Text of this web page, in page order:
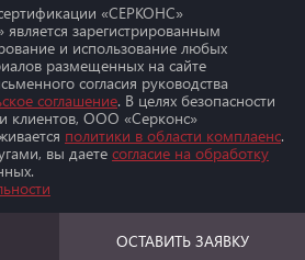
«СЕРКОНС»
зарегистрированным
и использование любых
размещенных на сайте
согласия руководства
соглашение. В целях безопасности
клиентов, ООО «Серконс»
политики в области комплаенс.
вы даете согласие на обработку
ОСТАВИТЬ ЗАЯВКУ